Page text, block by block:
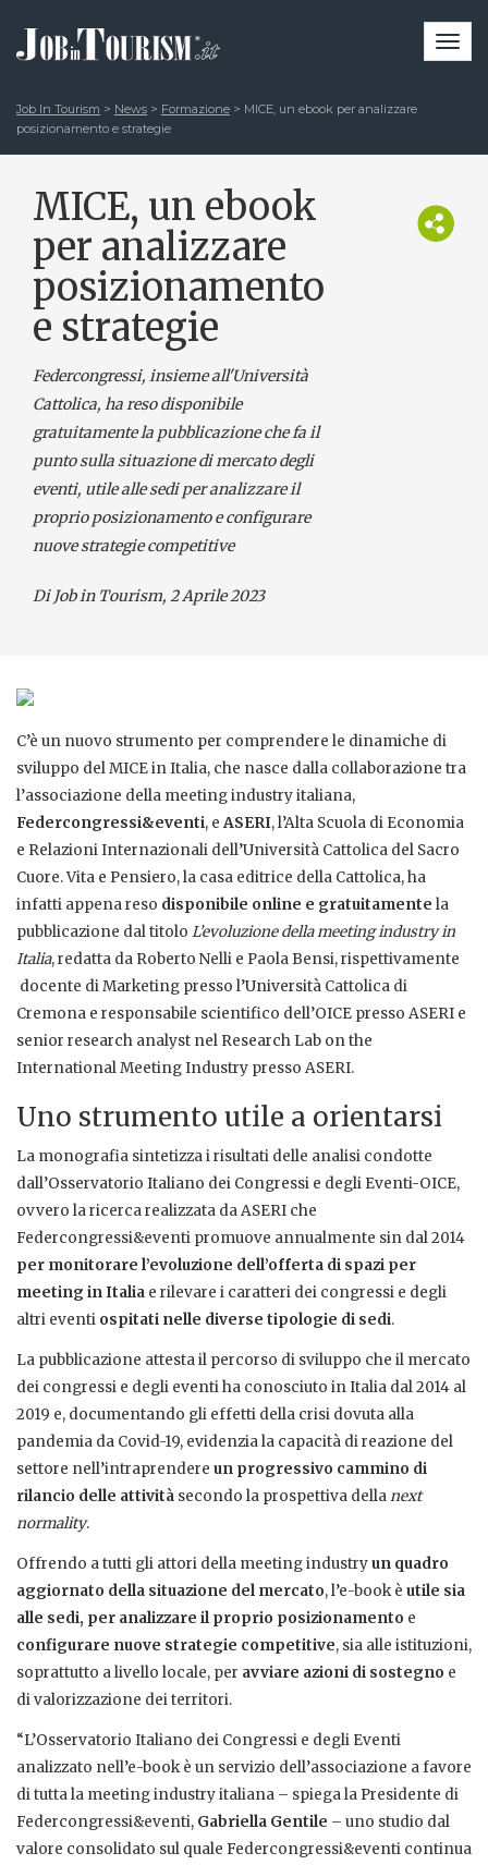
Job In Tourism > News > Formazione > MICE, un ebook per analizzare
posizionamento e strategie
MICE, un ebook
per analizzare
posizionamento
e strategie
Federcongressi, insieme all'Università
Cattolica, ha reso disponibile
gratuitamente la pubblicazione che fa il
punto sulla situazione di mercato degli
eventi, utile alle sedi per analizzare il
proprio posizionamento e configurare
nuove strategie competitive
Di Job in Tourism, 2 Aprile 2023
C’è un nuovo strumento per comprendere le dinamiche di
sviluppo del MICE in Italia, che nasce dalla collaborazione tra
l’associazione della meeting industry italiana,
Federcongressi&eventi, eASERI, l’Alta Scuola di Economia
e Relazioni Internazionali dell’Università Cattolica del Sacro
Cuore. Vita e Pensiero, la casa editrice della Cattolica, ha
infatti appena reso disponibile online e gratuitamente la
pubblicazione dal titolo L’evoluzione della meeting industry in
Italia, redatta da Roberto Nelli e Paola Bensi, rispettivamente
docente di Marketing presso l’Università Cattolica di
Cremona e responsabile scientifico dell’OICE presso ASERI e
senior research analyst nel Research Lab on the
International Meeting Industry presso ASERI.
Uno strumento utile a orientarsi
La monografia sintetizza i risultati delle analisi condotte
dall’Osservatorio Italiano dei Congressi e degli Eventi-OICE,
ovvero la ricerca realizzata da ASERI che
Federcongressi&eventi promuove annualmente sin dal 2014
per monitorare l’evoluzione dell’offerta di spazi per
meeting in Italia e rilevare i caratteri dei congressi e degli
altri eventi ospitati nelle diverse tipologie di sedi.
La pubblicazione attesta il percorso di sviluppo che il mercato
dei congressi e degli eventi ha conosciuto in Italia dal 2014 al
2019 e, documentando gli effetti della crisi dovuta alla
pandemia da Covid-19, evidenzia la capacità di reazione del
settore nell’intraprendere un progressivo cammino di
rilancio delle attività secondo la prospettiva dellanext
normality.
Offrendo a tutti gli attori della meeting industryun quadro
aggiornato della situazione del mercato, l’e-book è utile sia
alle sedi, per analizzare il proprio posizionamento e
configurare nuove strategie competitive, sia alle istituzioni,
soprattutto a livello locale, per avviare azioni di sostegno e
di valorizzazione dei territori.
“L’Osservatorio Italiano dei Congressi e degli Eventi
analizzato nell’e-book è un servizio dell’associazione a favore
di tutta la meeting industry italiana – spiega la Presidente di
Federcongressi&eventi, Gabriella Gentile – uno studio dal
valore consolidato sul quale Federcongressi&eventi continua